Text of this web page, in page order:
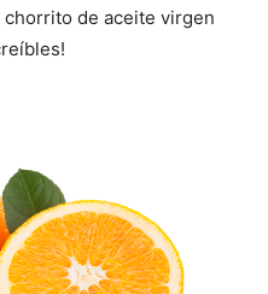
de aceite virgen